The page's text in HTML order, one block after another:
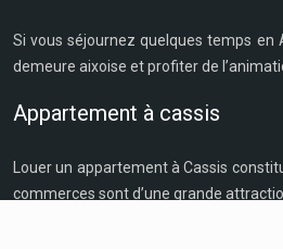
Si vous séjournez quelques temps en
demeure aixoise et profiter de
Appartement à cassis
Louer un appartement à Cassis
commerces sont d’une grande